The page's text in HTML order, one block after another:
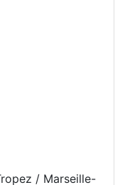
/ Marseille-